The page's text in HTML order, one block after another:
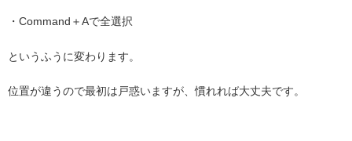
・Command＋Aで全選択
というふうに変わります。
位置が違うので最初は戸惑いますが、慣れれば大丈夫です。